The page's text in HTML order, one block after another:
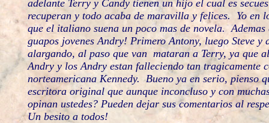
adelante Terry y Candy tienen un hijo el cual es
recuperan y todo acaba de maravilla y felices. Yo en
que el italiano suena un poco mas de novela.
guapos jovenes Andry! Primero Antony, luego Steve
alargando, al paso que van mataran a Terry, ya que
Andry y los Andry estan falleciendo tan tragicamente
norteamericana Kennedy. Bueno ya en serio, pienso
escritora original que aunque inconcluso y con
opinan ustedes? Pueden dejar sus comentarios al
Un besito a todos!